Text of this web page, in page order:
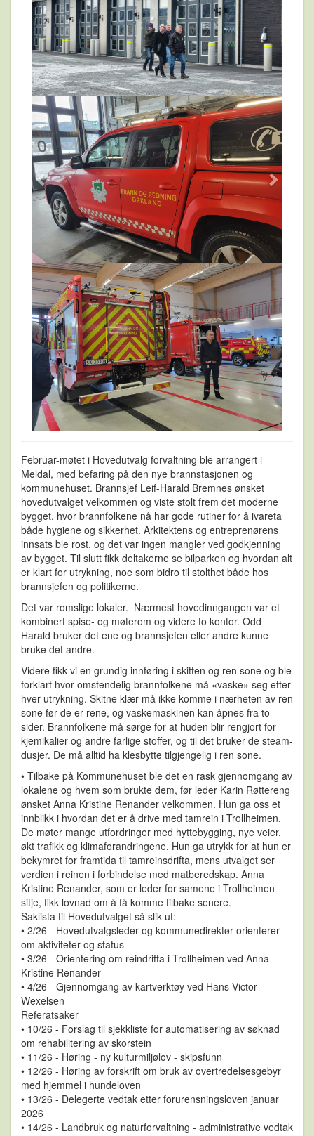
Februar-møtet i Hovedutvalg forvaltning ble arrangert i
Meldal, med befaring på den nye brannstasjonen og
kommunehuset. Brannsjef Leif-Harald Bremnes ønsket
hovedutvalget velkommen og viste stolt frem det moderne
bygget, hvor brannfolkene nå har gode rutiner for å ivareta
både hygiene og sikkerhet. Arkitektens og entreprenørens
innsats ble rost, og det var ingen mangler ved godkjenning
av bygget. Til slutt fikk deltakerne se bilparken og hvordan alt
er klart for utrykning, noe som bidro til stolthet både hos
brannsjefen og politikerne.
Det var romslige lokaler. Nærmest hovedinngangen var et
kombinert spise- og møterom og videre to kontor. Odd
Harald bruker det ene og brannsjefen eller andre kunne
bruke det andre.
Videre fikk vi en grundig innføring i skitten og ren sone og ble
forklart hvor omstendelig brannfolkene må «vaske» seg etter
hver utrykning. Skitne klær må ikke komme i nærheten av ren
sone før de er rene, og vaskemaskinen kan åpnes fra to
sider. Brannfolkene må sørge for at huden blir rengjort for
kjemikalier og andre farlige stoffer, og til det bruker de steam-
dusjer. De må alltid ha klesbytte tilgjengelig i ren sone.
• Tilbake på Kommunehuset ble det en rask gjennomgang av
lokalene og hvem som brukte dem, før leder Karin Røttereng
ønsket Anna Kristine Renander velkommen. Hun ga oss et
innblikk i hvordan det er å drive med tamrein i Trollheimen.
De møter mange utfordringer med hyttebygging, nye veier,
økt trafikk og klimaforandringene. Hun ga utrykk for at hun er
bekymret for framtida til tamreinsdrifta, mens utvalget ser
verdien i reinen i forbindelse med matberedskap. Anna
Kristine Renander, som er leder for samene i Trollheimen
sitje, fikk lovnad om å få komme tilbake senere.
Saklista til Hovedutvalget så slik ut:
• 2/26 - Hovedutvalgsleder og kommunedirektør orienterer
om aktiviteter og status
• 3/26 - Orientering om reindrifta i Trollheimen ved Anna
Kristine Renander
• 4/26 - Gjennomgang av kartverktøy ved Hans-Victor
Wexelsen
Referatsaker
• 10/26 - Forslag til sjekkliste for automatisering av søknad
om rehabilitering av skorstein
• 11/26 - Høring - ny kulturmiljølov - skipsfunn
• 12/26 - Høring av forskrift om bruk av overtredelsesgebyr
med hjemmel i hundeloven
• 13/26 - Delegerte vedtak etter forurensningsloven januar
2026
• 14/26 - Landbruk og naturforvaltning - administrative vedtak